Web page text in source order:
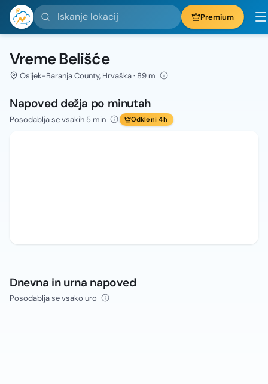
Iskanje lokacij Premium
Vreme Belišće
Osijek-Baranja County, Hrvaška · 89 m
Napoved dežja po minutah
Posodablja se vsakih 5 min Odkleni 4h
Dnevna in urna napoved
Posodablja se vsako uro